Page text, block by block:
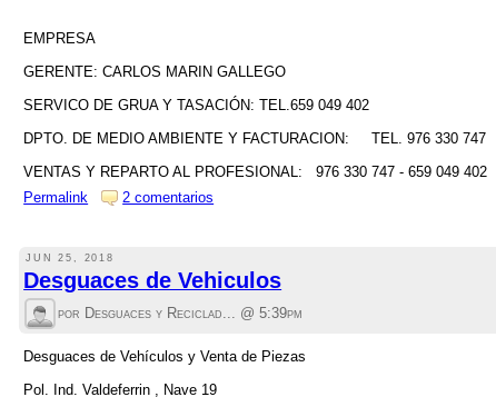
EMPRESA
GERENTE: CARLOS MARIN GALLEGO
SERVICO DE GRUA Y TASACIÓN: TEL.659 049 402
DPTO. DE MEDIO AMBIENTE Y FACTURACION: TEL. 976 330 747
VENTAS Y REPARTO AL PROFESIONAL: 976 330 747 - 659 049 402
Permalink
2 comentarios
JUN 25, 2018
Desguaces de Vehiculos
por Desguaces y Reciclad... @5:39pm
Desguaces de Vehículos y Venta de Piezas
Pol. Ind. Valdeferrin , Nave 19